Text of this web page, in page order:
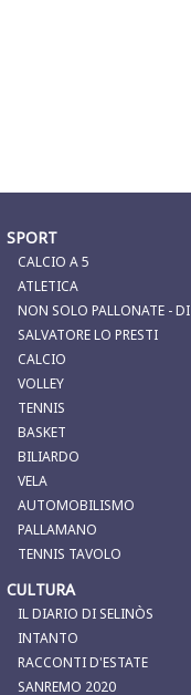
SPORT
CALCIO A 5
ATLETICA
NON SOLO PALLONATE - DI
SALVATORE LO PRESTI
CALCIO
VOLLEY
TENNIS
BASKET
BILIARDO
VELA
AUTOMOBILISMO
PALLAMANO
TENNIS TAVOLO
CULTURA
IL DIARIO DI SELINÒS
INTANTO
RACCONTI D'ESTATE
SANREMO 2020